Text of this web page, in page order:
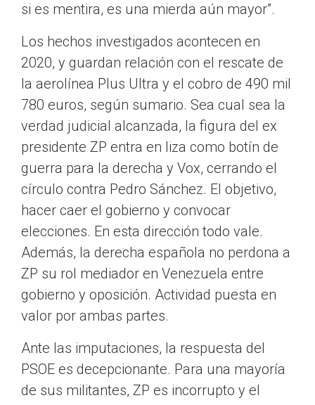
si es mentira, es una mierda aún mayor”.
Los hechos investigados acontecen en
2020, y guardan relación con el rescate de
la aerolínea Plus Ultra y el cobro de 490 mil
780 euros, según sumario. Sea cual sea la
verdad judicial alcanzada, la figura del ex
presidente ZP entra en liza como botín de
guerra para la derecha y Vox, cerrando el
círculo contra Pedro Sánchez. El objetivo,
hacer caer el gobierno y convocar
elecciones. En esta dirección todo vale.
Además, la derecha española no perdona a
ZP su rol mediador en Venezuela entre
gobierno y oposición. Actividad puesta en
valor por ambas partes.
Ante las imputaciones, la respuesta del
PSOE es decepcionante. Para una mayoría
de sus militantes, ZP es incorrupto y el